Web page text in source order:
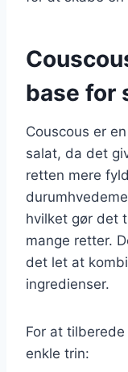
base for
Couscous er
salat, da det
retten mere
hvilket gør det
mange retter.
det let at
ingredienser.
For at
enkle trin: